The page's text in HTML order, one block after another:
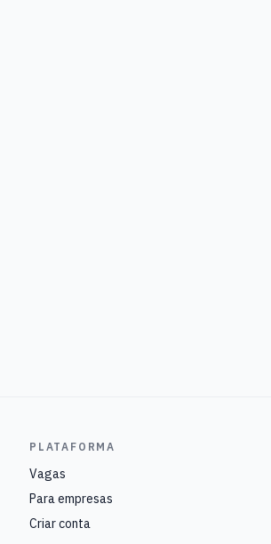
PLATAFORMA
Vagas
Para empresas
Criar conta